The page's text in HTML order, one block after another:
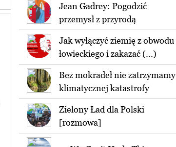
Jean Gadrey: Pogodzić
przemysł z przyrodą
Jak wyłączyć ziemię z obwodu
łowieckiego i zakazać (...)
Bez mokradeł nie zatrzymamy
klimatycznej katastrofy
Zielony Ład dla Polski
[rozmowa]